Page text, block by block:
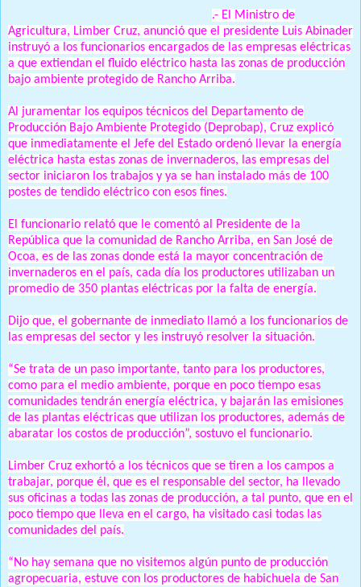
.- El Ministro de
Agricultura, Limber Cruz, anunció que el presidente Luis Abinader
instruyó a los funcionarios encargados de las empresas eléctricas
a que extiendan el fluido eléctrico hasta las zonas de producción
bajo ambiente protegido de Rancho Arriba.
Al juramentar los equipos técnicos del Departamento de
Producción Bajo Ambiente Protegido (Deprobap), Cruz explicó
que inmediatamente el Jefe del Estado ordenó llevar la energía
eléctrica hasta estas zonas de invernaderos, las empresas del
sector iniciaron los trabajos y ya se han instalado más de 100
postes de tendido eléctrico con esos fines.
El funcionario relató que le comentó al Presidente de la
República que la comunidad de Rancho Arriba, en San José de
Ocoa, es de las zonas donde está la mayor concentración de
invernaderos en el país, cada día los productores utilizaban un
promedio de 350 plantas eléctricas por la falta de energía.
Dijo que, el gobernante de inmediato llamó a los funcionarios de
las empresas del sector y les instruyó resolver la situación.
“Se trata de un paso importante, tanto para los productores,
como para el medio ambiente, porque en poco tiempo esas
comunidades tendrán energía eléctrica, y bajarán las emisiones
de las plantas eléctricas que utilizan los productores, además de
abaratar los costos de producción”, sostuvo el funcionario.
Limber Cruz exhortó a los técnicos que se tiren a los campos a
trabajar, porque él, que es el responsable del sector, ha llevado
sus oficinas a todas las zonas de producción, a tal punto, que en el
poco tiempo que lleva en el cargo, ha visitado casi todas las
comunidades del país.
“No hay semana que no visitemos algún punto de producción
agropecuaria, estuve con los productores de habichuela de San